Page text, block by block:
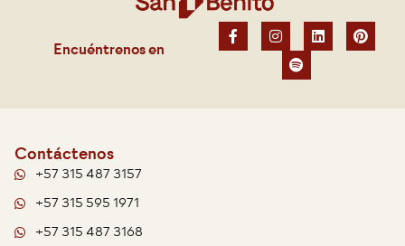
Encuéntrenos en
Contáctenos
+57 315 487 3157
+57 315 595 1971
+57 315 487 3168